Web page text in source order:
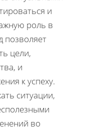
и
роль в
позволяет
цели,
и
к успеху.
ситуации,
во